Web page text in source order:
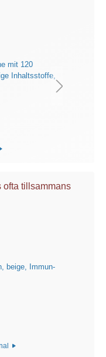
ofta tillsammans